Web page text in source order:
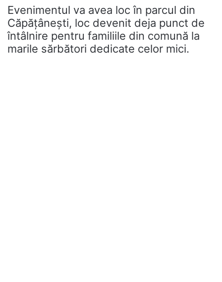
Evenimentul va avea loc în parcul din
Căpățânești, loc devenit deja punct de
întâlnire pentru familiile din comună la
marile sărbători dedicate celor mici.